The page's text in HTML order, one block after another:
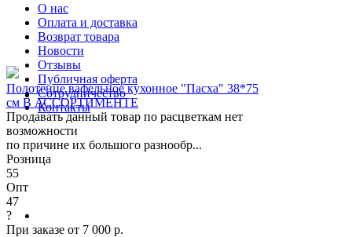
Полотенце вафельное кухонное "Пасха" 38*75
см В АССОРТИМЕНТЕ
Продавать данный товар по расцветкам нет
возможности
по причине их большого разнообр...
Розница
55
Опт
47
?
При заказе от 7 000 р.
О нас
Оплата и доставка
Возврат товара
Новости
Отзывы
Публичная оферта
Сотрудничество
Контакты